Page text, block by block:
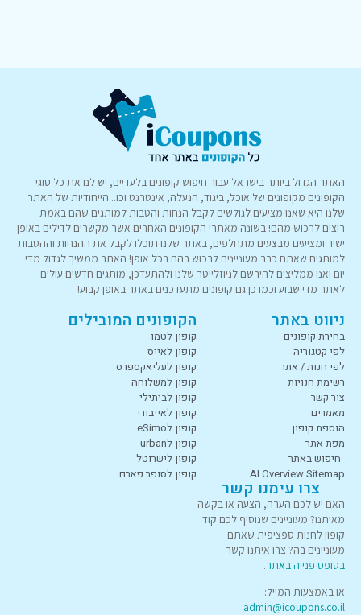
האתר הגדול ביותר בישראל עבור חיפוש קופונים בלעדיים, יש לנו את כל סוגי
הקופונים מקופונים של אוכל, ביגוד, הנעלה, אינטרנט וכו.. הייחודיות של האתר
שלנו היא שאנו מציעים לגולשים לקבל הנחות והטבות למותגים שהם באמת
רוצים לרכוש מהם! בשונה מאתרי הקופונים האחרים אשר מקשרים לדילים באופן
ישיר ומציעים מבצעים מתחלפים, באתר שלנו תוכלו לקבל את ההנחות וההטבות
למותגים שאתם כבר מעוניינים לרכוש בהם בכל אופן! האתר ממשיך לגדול מדי
יום ואנו ממליצים להירשם לניוזלייטר שלנו ולהתעדכן, מותגים חדשים עולים
לאתר מדי שבוע וכמו כן גם קופונים מתעדכנים באתר באופן קבוע!
ניווט באתר
בחירת קופונים
לפי קטגוריה
לפי חנות / אתר
רשימת חנויות
צור קשר
מאמרים
הוספת קופון
מפת אתר
חיפוש באתר
AI Overview Sitemap
הקופונים המובילים
קופון לטמו
קופון לאייס
קופון לעליאקספרס
קופון למשלוחה
קופון לביתילי
קופון לאייבורי
קופון לeSimo
קופון לurban
קופון לישרוטל
קופון לסופר פארם
צרו עימנו קשר
האם יש לכם הערה, הצעה או בקשה
מאיתנו? מעוניינים שנוסיף לכם קוד
קופון לחנות ספציפית שאתם
מעוניינים בה? צרו איתנו קשר
בטופס פנייה באתר.
או באמצעות המייל:
admin@icoupons.co.il